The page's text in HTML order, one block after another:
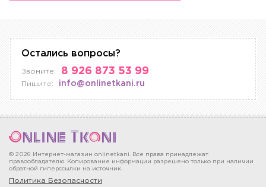
Остались вопросы?
Звоните: 8 926 873 53 99
Пишите: info@onlinetkani.ru
© 2026 Интернет-магазин onlinetkani. Все права принадлежат
правообладателю. Копирование информации разрешено только при наличии
обратной гиперссылки на источник.
Политика Безопасности